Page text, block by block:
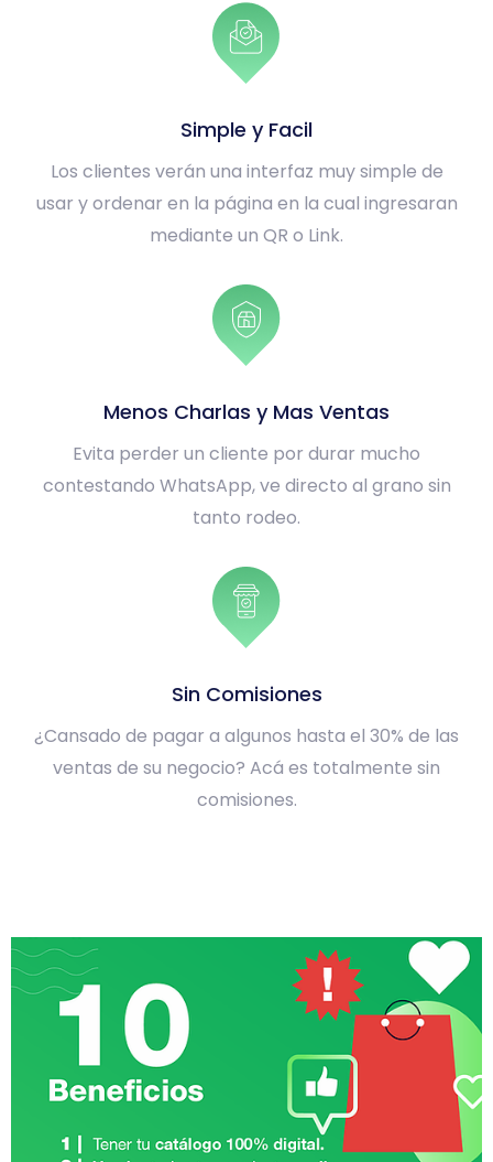
Simple y Facil
Los clientes verán una interfaz muy simple de
usar y ordenar en la página en la cual ingresaran
mediante un QR o Link.
Menos Charlas y Mas Ventas
Evita perder un cliente por durar mucho
contestando WhatsApp, ve directo al grano sin
tanto rodeo.
Sin Comisiones
¿Cansado de pagar a algunos hasta el 30% de las
ventas de su negocio? Acá es totalmente sin
comisiones.